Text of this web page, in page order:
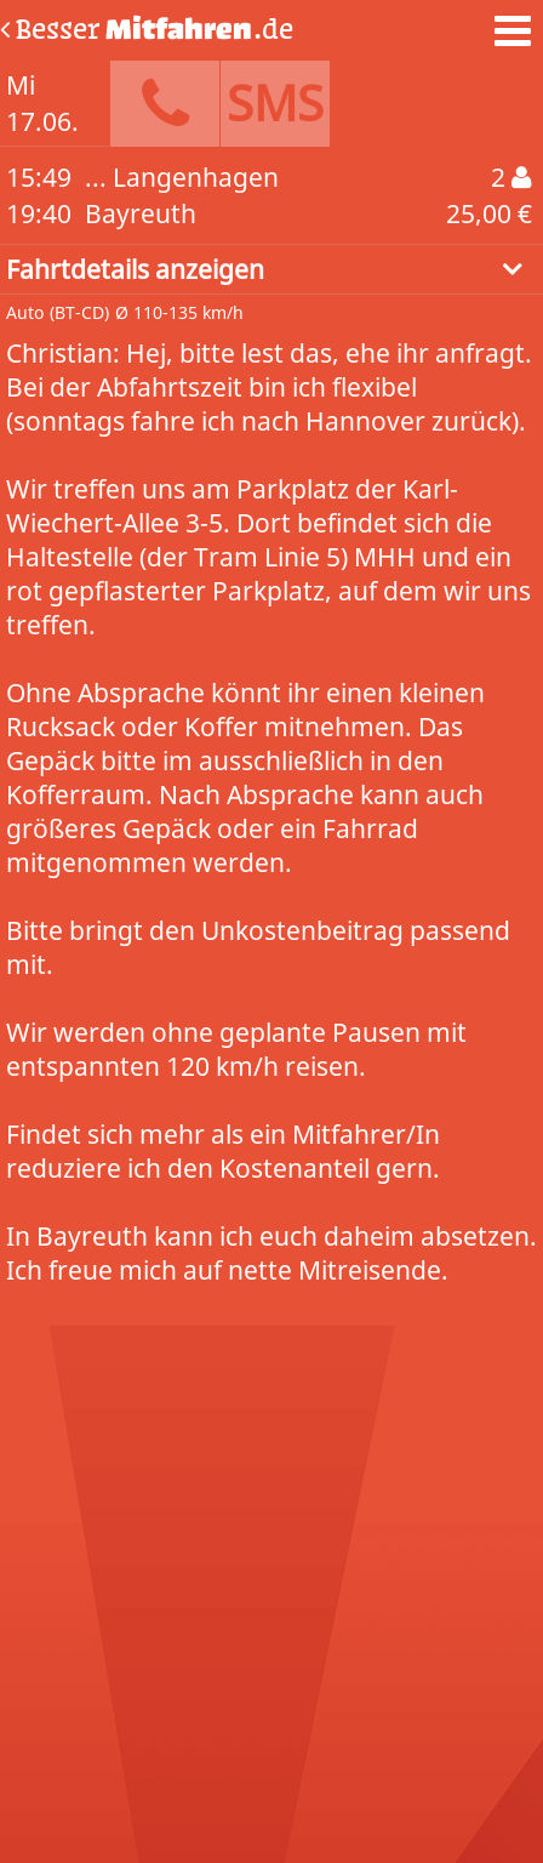
BesserMitfahren.de
Mi
17.06.
SMS
15:49
19:40
... Langenhagen
Bayreuth
2
25,00 €
Fahrtdetails anzeigen
Auto (BT-CD) Ø 110-135 km/h
Christian: Hej, bitte lest das, ehe ihr anfragt.
Bei der Abfahrtszeit bin ich flexibel
(sonntags fahre ich nach Hannover zurück).
Wir treffen uns am Parkplatz der Karl-
Wiechert-Allee 3-5. Dort befindet sich die
Haltestelle (der Tram Linie 5) MHH und ein
rot gepflasterter Parkplatz, auf dem wir uns
treffen.
Ohne Absprache könnt ihr einen kleinen
Rucksack oder Koffer mitnehmen. Das
Gepäck bitte im ausschließlich in den
Kofferraum. Nach Absprache kann auch
größeres Gepäck oder ein Fahrrad
mitgenommen werden.
Bitte bringt den Unkostenbeitrag passend
mit.
Wir werden ohne geplante Pausen mit
entspannten 120 km/h reisen.
Findet sich mehr als ein Mitfahrer/In
reduziere ich den Kostenanteil gern.
In Bayreuth kann ich euch daheim absetzen.
Ich freue mich auf nette Mitreisende.